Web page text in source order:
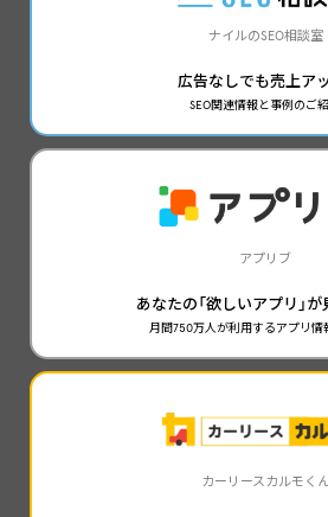
ナイルのSEO相談室
広告なしでも売上アッ
SEO関連情報と事例のご
アプリブ
あなたの「欲しいアプリ」が
月間750万人が利用するアプリ情
カーリースカルモく